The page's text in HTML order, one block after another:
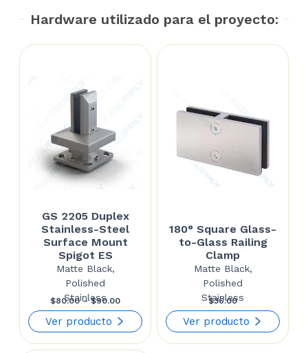
Hardware utilizado para el proyecto:
GS 2205 Duplex
Stainless-Steel
Surface Mount
Spigot ES
Matte Black,
Polished
Stainless
$80.00 – $90.00Price
range:
$80.00
Ver producto
180° Square Glass-
to-Glass Railing
Clamp
Matte Black,
Polished
Stainless
$36.00
Ver producto